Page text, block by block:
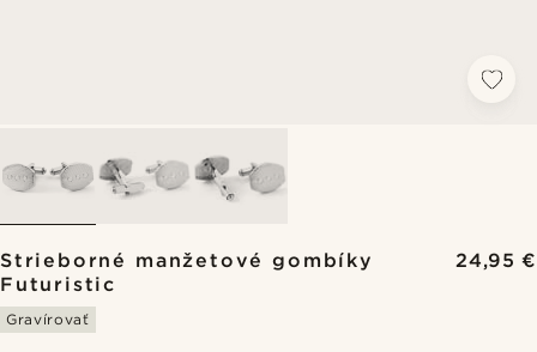
Strieborné manžetové gombíky
Futuristic
24,95 €
Gravírovať